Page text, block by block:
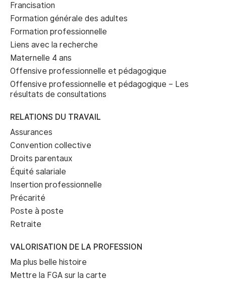
Francisation
Formation générale des adultes
Formation professionnelle
Liens avec la recherche
Maternelle 4 ans
Offensive professionnelle et pédagogique
Offensive professionnelle et pédagogique – Les
résultats de consultations
RELATIONS DU TRAVAIL
Assurances
Convention collective
Droits parentaux
Équité salariale
Insertion professionnelle
Précarité
Poste à poste
Retraite
VALORISATION DE LA PROFESSION
Ma plus belle histoire
Mettre la FGA sur la carte